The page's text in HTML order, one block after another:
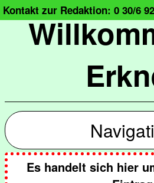
Kontakt zur Redaktion: 0 30/6
Es handelt sich hier